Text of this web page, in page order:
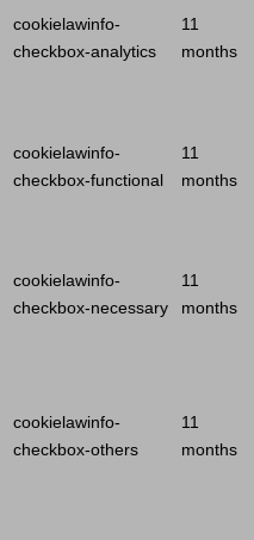
cookielawinfo-
checkbox-analytics
11
months
cookielawinfo-
checkbox-functional
11
months
cookielawinfo-
checkbox-necessary
11
months
cookielawinfo-
checkbox-others
11
months